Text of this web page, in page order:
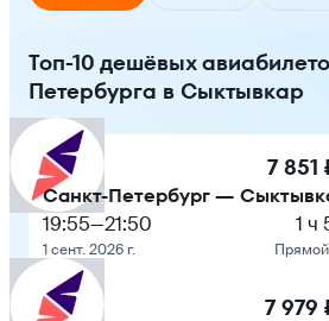
Топ-10 дешёвых
Петербурга в Сыктывкар
7 851
Санкт-Петербург —
19:55—21:50
1 сент. 2026 г.
1 ч
7 979